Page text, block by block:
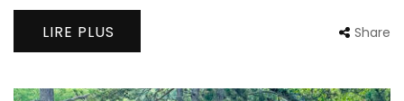
LIRE PLUS Share